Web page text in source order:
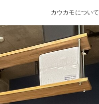
カウカモについて